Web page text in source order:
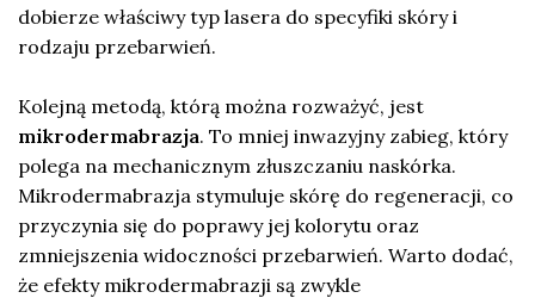
dobierze właściwy typ lasera do specyfiki skóry i
rodzaju przebarwień.
Kolejną metodą, którą można rozważyć, jest
mikrodermabrazja. To mniej inwazyjny zabieg, który
polega na mechanicznym złuszczaniu naskórka.
Mikrodermabrazja stymuluje skórę do regeneracji, co
przyczynia się do poprawy jej kolorytu oraz
zmniejszenia widoczności przebarwień. Warto dodać,
że efekty mikrodermabrazji są zwykle